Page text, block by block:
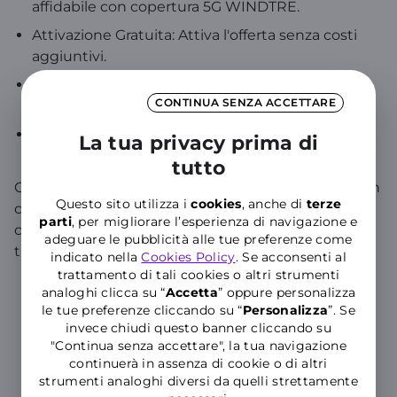
CONTINUA SENZA ACCETTARE
La tua privacy prima di
tutto
Questo sito utilizza icookies, anche di terze
parti, per migliorare l’esperienza di navigazione e
adeguare le pubblicità alle tue preferenze come
indicato nellaCookies Policy. Se acconsenti al
trattamento di tali cookies o altri strumenti
analoghi clicca su “Accetta” oppure personalizza
le tue preferenze cliccando su “Personalizza”. Se
invece chiudi questo banner cliccando su
"Continua senza accettare", la tua navigazione
continuerà in assenza di cookie o di altri
strumenti analoghi diversi da quelli strettamente
affidabile con copertura 5G WINDTRE.
Attivazione Gratuita: Attiva l'offerta senza costi
aggiuntivi.
Assistenza Dedicata: Supporto clienti disponibile
per informazioni e chiarimenti in 4 lingue.
Con
, restare in
contatto con i tuoi cari in Moldavia non è mai stato
così semplice e conveniente. Attiva subito e goditi
tutti i vantaggi di WINDTRE!
DETTAGLI OFFERTA
Acquista online in pochi passi